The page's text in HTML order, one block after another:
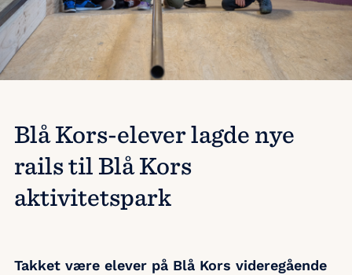
Blå Kors-elever lagde nye
rails til Blå Kors
aktivitetspark
Takket være elever på Blå Kors videregående